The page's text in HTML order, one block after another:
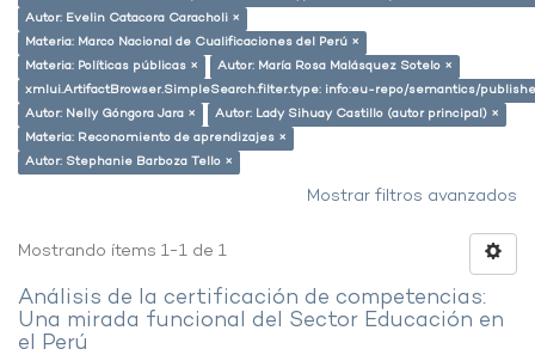
Autor: Evelin Catacora Caracholi ×
Materia: Marco Nacional de Cualificaciones del Perú ×
Materia: Políticas públicas ×
Autor: María Rosa Malásquez Sotelo ×
xmlui.ArtifactBrowser.SimpleSearch.filter.type: info:eu-repo/semantics/
Autor: Nelly Góngora Jara ×
Autor: Lady Sihuay Castillo (autor principal) ×
Materia: Reconomiento de aprendizajes ×
Autor: Stephanie Barboza Tello ×
Mostrar filtros avanzados
Mostrando ítems 1-1 de 1
Análisis de la certificación de competencias:
Una mirada funcional del Sector Educación en
el Perú